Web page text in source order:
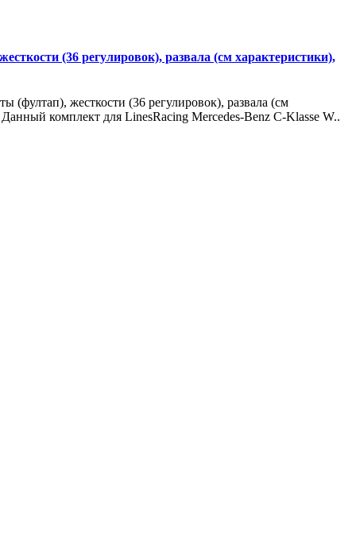
(36 регулировок), развала (см характеристики),
(фултап), жесткости (36 регулировок), развала (см
комплект для LinesRacing Mercedes-Benz C-Klasse W..